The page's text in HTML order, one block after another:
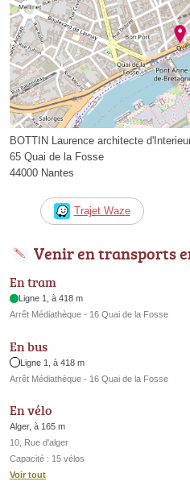
BOTTIN Laurence architecte
65 Quai de la Fosse
44000 Nantes
Trajet Waze
Venir en transports
En tram
Ligne 1, à 418 m
Arrêt Médiathèque - 16 Quai de la Fosse
En bus
Ligne 1, à 418 m
Arrêt Médiathèque - 16 Quai de la Fosse
En vélo
Alger, à 165 m
10, Rue d'alger
Capacité : 15 vélos
Voir tout